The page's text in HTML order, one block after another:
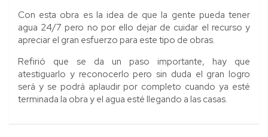
Con esta obra es la idea de que la gente pueda tener
agua 24/7 pero no por ello dejar de cuidar el recurso y
apreciar el gran esfuerzo para este tipo de obras.
Refirió que se da un paso importante, hay que
atestiguarlo y reconocerlo pero sin duda el gran logro
será y se podrá aplaudir por completo cuando ya esté
terminada la obra y el agua esté llegando a las casas.